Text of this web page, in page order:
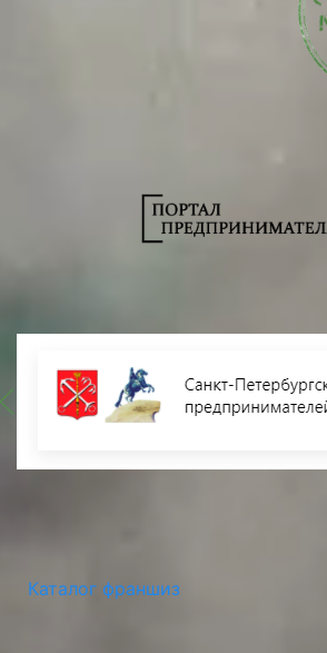
Каталог франшиз